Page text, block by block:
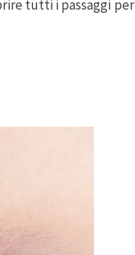
tutti i passaggi per